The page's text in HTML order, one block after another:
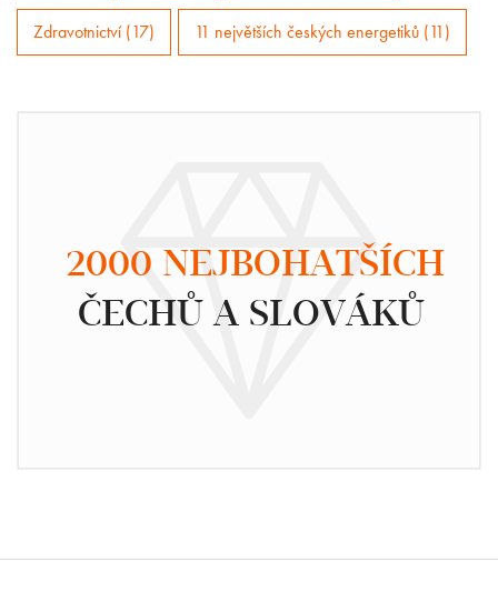
Zdravotnictví (17) 11 největších českých energetiků (11)
2000 NEJBOHATŠÍCH
ČECHŮ A SLOVÁKŮ